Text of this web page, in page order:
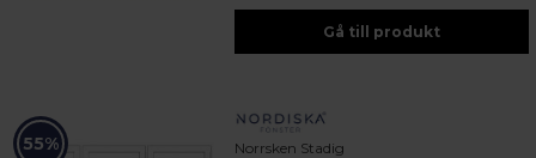
Gå till produkt
55% Norrsken Stadig